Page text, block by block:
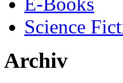
Science
Archiv